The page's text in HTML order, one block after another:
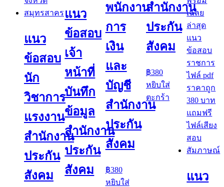
แนว
ข้อสอบ
นัก
วิชาการ
แรงงาน
สำนักงาน
ประกัน
สังคม
แนว
ข้อสอบ
เจ้า
หน้าที่
บันทึก
ข้อมูล
สำนักงาน
ประกัน
สังคม
พนักงาน
การ
เงิน
และ
บัญชี
สำนักงาน
ประกัน
สังคม
฿380
หยิบใส่
สำนักงาน
ประกัน
สังคม
฿380
หยิบใส่
ตะกร้า
แนว